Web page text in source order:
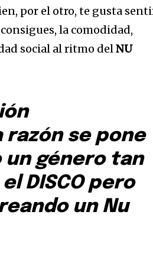
por el otro, te gusta
la comodidad,
social al ritmo delNU
se pone
un género tan
DISCO pero
un Nu